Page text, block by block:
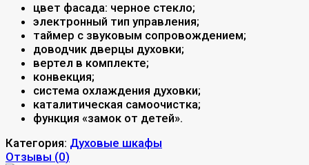
цвет фасада: черное стекло;
электронный тип управления;
таймер с звуковым сопровождением;
доводчик дверцы духовки;
вертел в комплекте;
конвекция;
система охлаждения духовки;
каталитическая самоочистка;
функция «замок от детей».
Категория: Духовые шкафы
Отзывы (0)